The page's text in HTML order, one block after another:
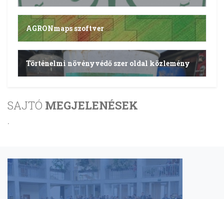
AGRONmaps szoftver
Történelmi növényvédő szer oldal közlemény
SAJTÓ MEGJELENÉSEK
.